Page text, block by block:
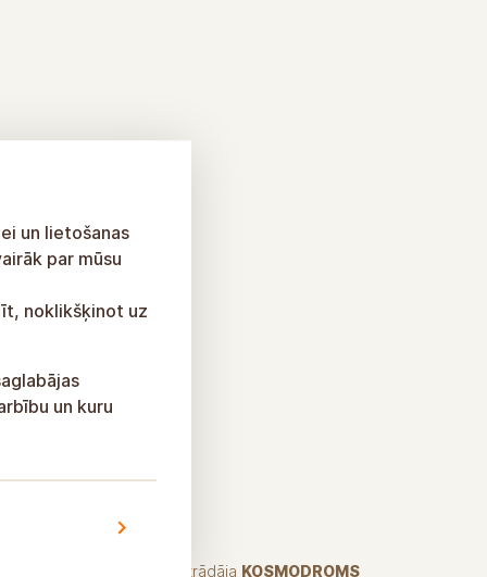
Izstrādāja KOSMODROMS
un lietošanas
par mūsu
noklikšķinot uz
un kuru